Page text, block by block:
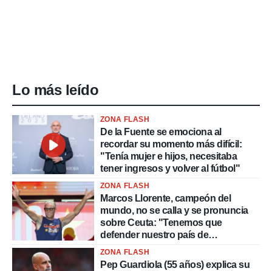
Lo más leído
ZONA FLASH
De la Fuente se emociona al
recordar su momento más difícil:
"Tenía mujer e hijos, necesitaba
tener ingresos y volver al fútbol"
ZONA FLASH
Marcos Llorente, campeón del
mundo, no se calla y se pronuncia
sobre Ceuta: "Tenemos que
defender nuestro país de
delincuentes"
ZONA FLASH
Pep Guardiola (55 años) explica su